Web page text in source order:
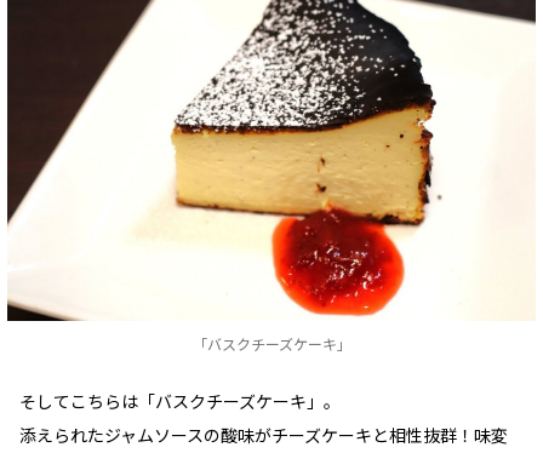
「バスクチーズケーキ」
そしてこちらは「バスクチーズケーキ」。
添えられたジャムソースの酸味がチーズケーキと相性抜群！味変